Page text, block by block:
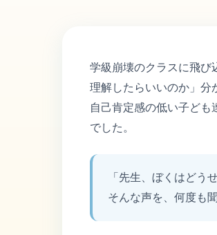
学級崩壊のクラスに飛び
理解したらいいのか」分
自己肯定感の低い子ど
でした。
「先生、ぼくはどう
そんな声を、何度も